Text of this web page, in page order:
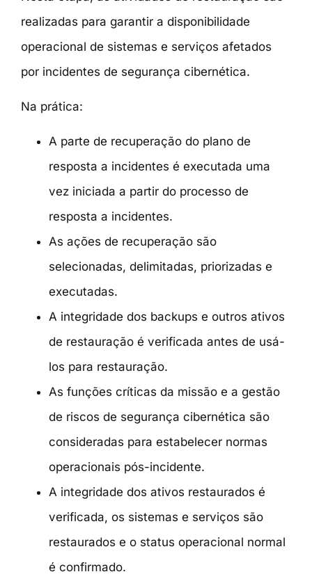
realizadas para garantir a disponibilidade
operacional de sistemas e serviços afetados
por incidentes de segurança cibernética.
Na prática:
A parte de recuperação do plano de
resposta a incidentes é executada uma
vez iniciada a partir do processo de
resposta a incidentes.
As ações de recuperação são
selecionadas, delimitadas, priorizadas e
executadas.
A integridade dos backups e outros ativos
de restauração é verificada antes de usá-
los para restauração.
As funções críticas da missão e a gestão
de riscos de segurança cibernética são
consideradas para estabelecer normas
operacionais pós-incidente.
A integridade dos ativos restaurados é
verificada, os sistemas e serviços são
restaurados e o status operacional normal
é confirmado.